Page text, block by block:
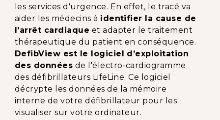
les services d'urgence. En effet, le tracé va
aider les médecins à identifier la cause de
l'arrêt cardiaque et adapter le traitement
thérapeutique du patient en conséquence.
DefibView est le logiciel d’exploitation
des données de l'électro-cardiogramme
des défibrillateurs LifeLine. Ce logiciel
décrypte les données de la mémoire
interne de votre défibrillateur pour les
visualiser sur votre ordinateur.